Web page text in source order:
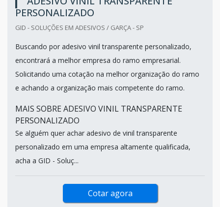
PERSONALIZADO
GID - SOLUÇÕES EM ADESIVOS / GARÇA - SP
Buscando por adesivo vinil transparente personalizado,
encontrará a melhor empresa do ramo empresarial.
Solicitando uma cotação na melhor organização do ramo
e achando a organização mais competente do ramo.
MAIS SOBRE ADESIVO VINIL TRANSPARENTE
PERSONALIZADO
Se alguém quer achar adesivo de vinil transparente
personalizado em uma empresa altamente qualificada,
acha a GID - Soluç...
Cotar agora